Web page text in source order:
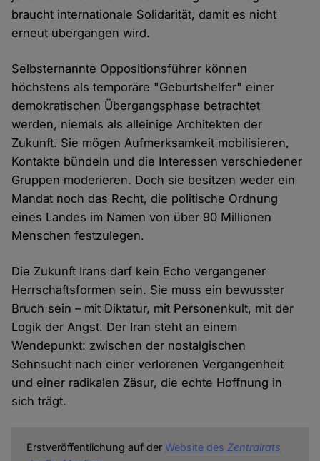
braucht internationale Solidarität, damit es nicht
erneut übergangen wird.
Selbsternannte Oppositionsführer können
höchstens als temporäre "Geburtshelfer" einer
demokratischen Übergangsphase betrachtet
werden, niemals als alleinige Architekten der
Zukunft. Sie mögen Aufmerksamkeit mobilisieren,
Kontakte bündeln und die Interessen verschiedener
Gruppen moderieren. Doch sie besitzen weder ein
Mandat noch das Recht, die politische Ordnung
eines Landes im Namen von über 90 Millionen
Menschen festzulegen.
Die Zukunft Irans darf kein Echo vergangener
Herrschaftsformen sein. Sie muss ein bewusster
Bruch sein – mit Diktatur, mit Personenkult, mit der
Logik der Angst. Der Iran steht an einem
Wendepunkt: zwischen der nostalgischen
Sehnsucht nach einer verlorenen Vergangenheit
und einer radikalen Zäsur, die echte Hoffnung in
sich trägt.
Erstveröffentlichung auf der Website des Zentralrats